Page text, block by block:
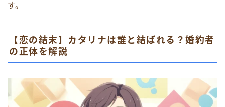
す。
【恋の結末】カタリナは誰と結ばれる？婚約者
の正体を解説